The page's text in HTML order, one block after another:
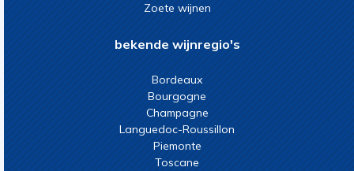
Zoete wijnen
bekende wijnregio's
Bordeaux
Bourgogne
Champagne
Languedoc-Roussillon
Piemonte
Toscane